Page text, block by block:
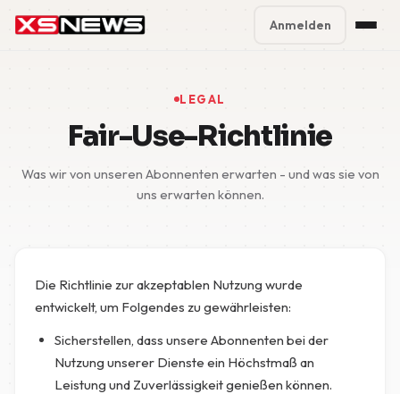
Block Accounts
Support
Anmelden
LEGAL
Fair-Use-Richtlinie
Was wir von unseren Abonnenten erwarten - und was sie von
uns erwarten können.
Die Richtlinie zur akzeptablen Nutzung wurde
entwickelt, um Folgendes zu gewährleisten:
Sicherstellen, dass unsere Abonnenten bei der
Nutzung unserer Dienste ein Höchstmaß an
Leistung und Zuverlässigkeit genießen können.